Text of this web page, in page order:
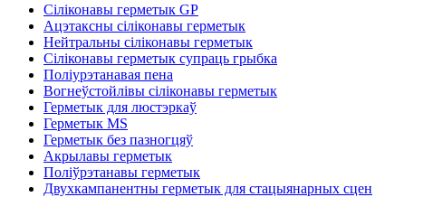
Сіліконавы герметык GP
Ацэтаксны сіліконавы герметык
Нейтральны сіліконавы герметык
Сіліконавы герметык супраць грыбка
Поліурэтанавая пена
Вогнеўстойлівы сіліконавы герметык
Герметык для люстэркаў
Герметык MS
Герметык без пазногцяў
Акрылавы герметык
Поліўрэтанавы герметык
Двухкампанентны герметык для стацыянарных сцен